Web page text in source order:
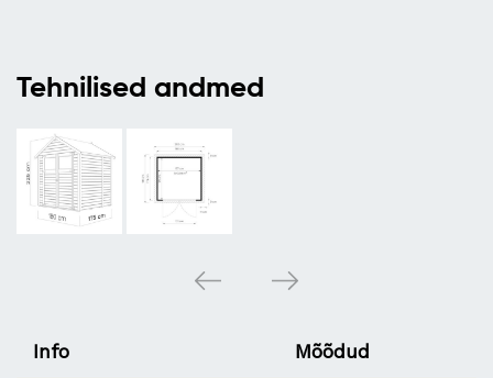
Tehnilised andmed
Info Mõõdud